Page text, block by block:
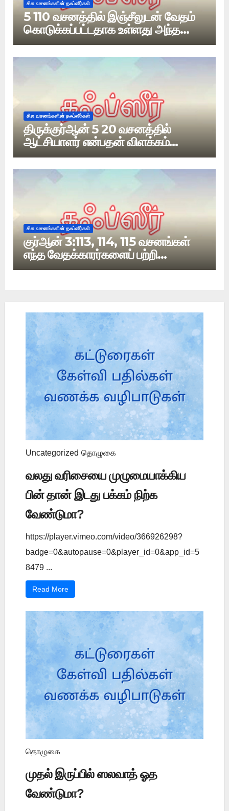
சில வசனங்களின் தஃப்ஸீர்கள்
5 110 வசனத்தில் இஞ்சீலுடன் வேதம்
கொடுக்கப்பட்டதாக உள்ளது அந்த
வேதம் எது
சில வசனங்களின் தஃப்ஸீர்கள்
திருக்குர்ஆன் 5 20 வசனத்தில்
ஆட்சியாளர் என்பதன் விளக்கம்
என்ன?
சில வசனங்களின் தஃப்ஸீர்கள்
குர்ஆன் 3:113, 114, 115 வசனங்கள்
எந்த வேதக்காரர்களைப் பற்றி
பேசுகிறது?
Uncategorized தொழுகை
வலது வரிசையை முழுமையாக்கிய
பின் தான் இடது பக்கம் நிற்க
வேண்டுமா?
https://player.vimeo.com/video/366926298?
badge=0&autopause=0&player_id=0&app_id=5
8479 ...
Read More
தொழுகை
முதல் இருப்பில் ஸலவாத் ஓத
வேண்டுமா?